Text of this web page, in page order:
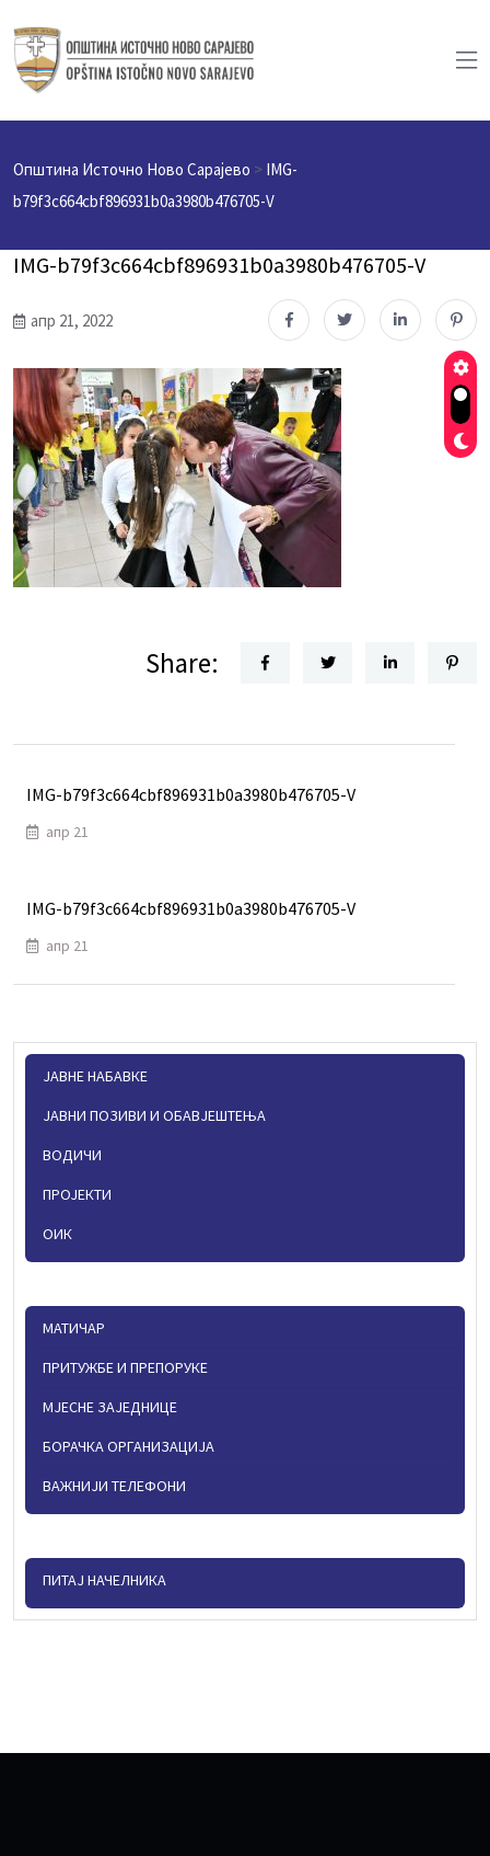
Општина Источно Ново Сарајево > IMG-
b79f3c664cbf896931b0a3980b476705-V
IMG-b79f3c664cbf896931b0a3980b476705-V
апр 21, 2022
Share:
IMG-b79f3c664cbf896931b0a3980b476705-V
апр 21
IMG-b79f3c664cbf896931b0a3980b476705-V
апр 21
ЈАВНЕ НАБАВКЕ
ЈАВНИ ПОЗИВИ И ОБАВЈЕШТЕЊА
ВОДИЧИ
ПРОЈЕКТИ
ОИК
МАТИЧАР
ПРИТУЖБЕ И ПРЕПОРУКЕ
МЈЕСНЕ ЗАЈЕДНИЦЕ
БОРАЧКА ОРГАНИЗАЦИЈА
ВАЖНИЈИ ТЕЛЕФОНИ
ПИТАЈ НАЧЕЛНИКА